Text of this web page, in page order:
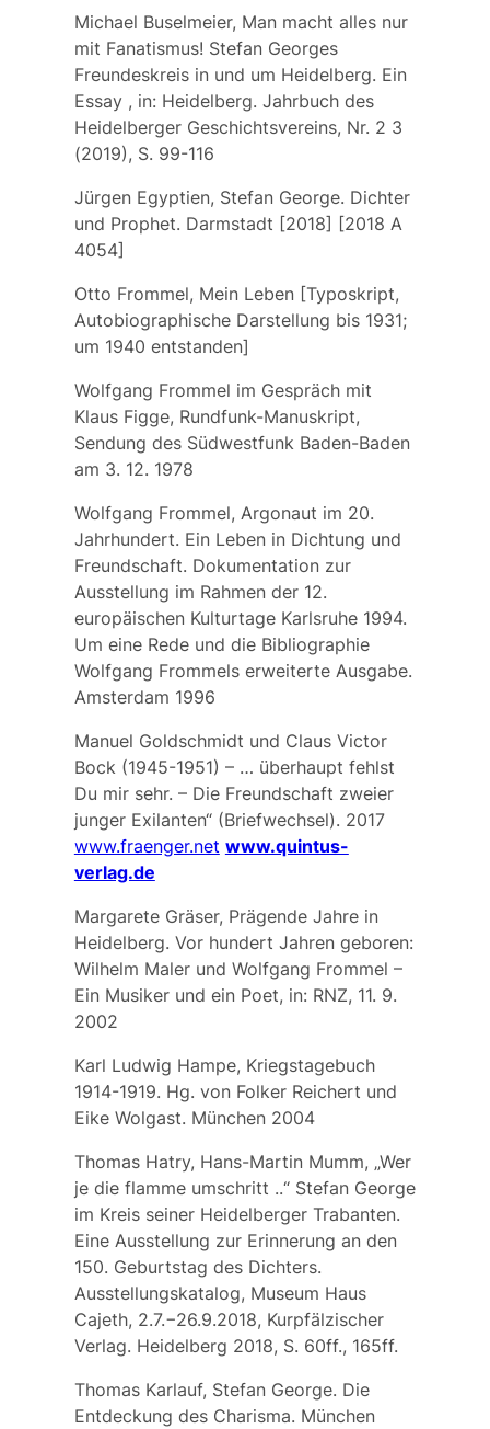
Michael Buselmeier, Man macht alles nur
mit Fanatismus! Stefan Georges
Freundeskreis in und um Heidelberg. Ein
Essay , in: Heidelberg. Jahrbuch des
Heidelberger Geschichtsvereins, Nr. 2 3
(2019), S. 99-116
Jürgen Egyptien, Stefan George. Dichter
und Prophet. Darmstadt [2018] [2018 A
4054]
Otto Frommel, Mein Leben [Typoskript,
Autobiographische Darstellung bis 1931;
um 1940 entstanden]
Wolfgang Frommel im Gespräch mit
Klaus Figge, Rundfunk-Manuskript,
Sendung des Südwestfunk Baden-Baden
am 3. 12. 1978
Wolfgang Frommel, Argonaut im 20.
Jahrhundert. Ein Leben in Dichtung und
Freundschaft. Dokumentation zur
Ausstellung im Rahmen der 12.
europäischen Kulturtage Karlsruhe 1994.
Um eine Rede und die Bibliographie
Wolfgang Frommels erweiterte Ausgabe.
Amsterdam 1996
Manuel Goldschmidt und Claus Victor
Bock (1945-1951) – … überhaupt fehlst
Du mir sehr. – Die Freundschaft zweier
junger Exilanten“ (Briefwechsel). 2017
www.fraenger.net www.quintus-
verlag.de
Margarete Gräser, Prägende Jahre in
Heidelberg. Vor hundert Jahren geboren:
Wilhelm Maler und Wolfgang Frommel –
Ein Musiker und ein Poet, in: RNZ, 11. 9.
2002
Karl Ludwig Hampe, Kriegstagebuch
1914-1919. Hg. von Folker Reichert und
Eike Wolgast. München 2004
Thomas Hatry, Hans-Martin Mumm, „Wer
je die flamme umschritt ..“ Stefan George
im Kreis seiner Heidelberger Trabanten.
Eine Ausstellung zur Erinnerung an den
150. Geburtstag des Dichters.
Ausstellungskatalog, Museum Haus
Cajeth, 2.7.−26.9.2018, Kurpfälzischer
Verlag. Heidelberg 2018, S. 60ff., 165ff.
Thomas Karlauf, Stefan George. Die
Entdeckung des Charisma. München